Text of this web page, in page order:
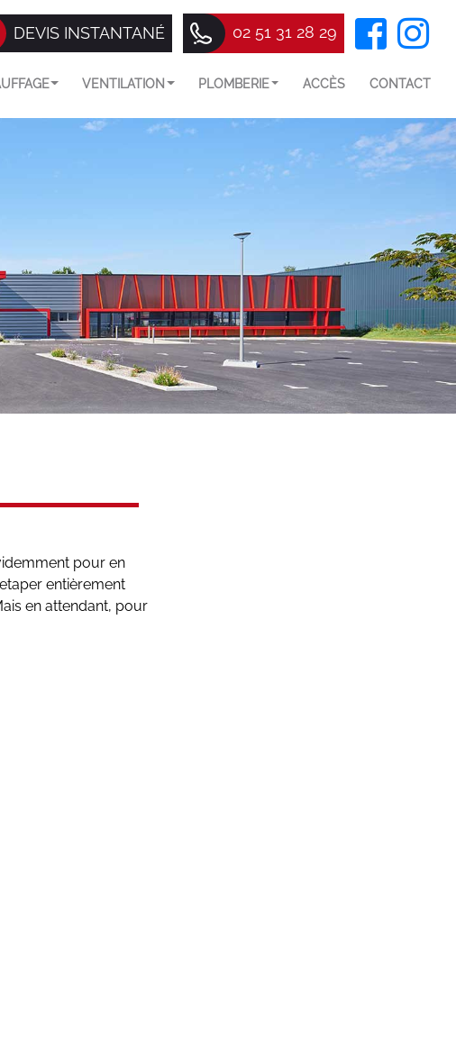
DEVIS INSTANTANÉ 02 51 31 28 29
VENTILATION PLOMBERIE ACCÈS CONTACT
pour en
entièrement
en attendant, pour